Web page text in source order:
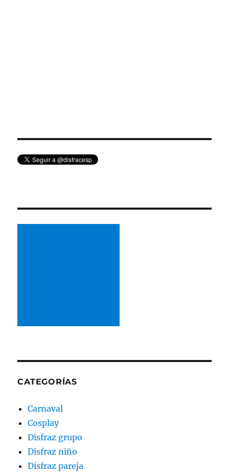
CATEGORÍAS
Carnaval
Cosplay
Disfraz grupo
Disfraz niño
Disfraz pareja